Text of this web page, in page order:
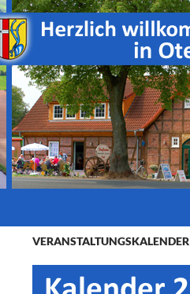
VERANSTALTUNGSKALENDER